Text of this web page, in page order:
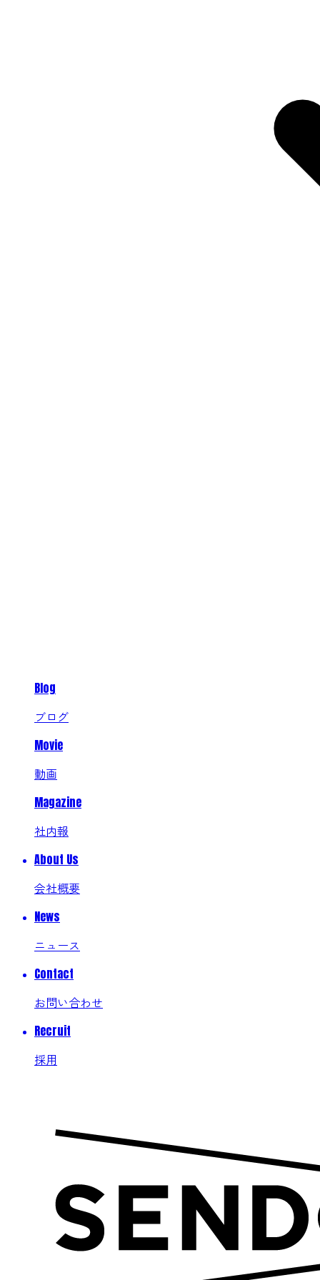
Blog
ブログ
Movie
動画
Magazine
社内報
About Us
会社概要
News
ニュース
Contact
お問い合わせ
Recruit
採用